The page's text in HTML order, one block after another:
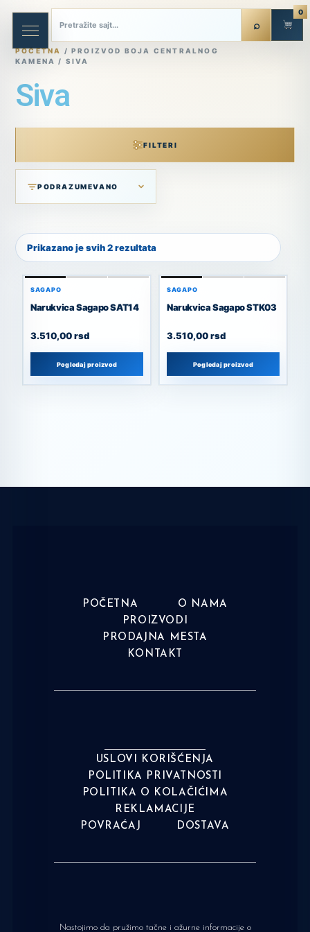
POČETNA
/ PROIZVOD BOJA CENTRALNOG
KAMENA / SIVA
Siva
FILTERI
Prikazano je svih 2 rezultata
SAGAPO
Narukvica Sagapo SAT14
3.510,00rsd
Pogledaj proizvod
SAGAPO
Narukvica Sagapo STK03
3.510,00rsd
Pogledaj proizvod
POČETNA
O NAMA
PROIZVODI
PRODAJNA MESTA
KONTAKT
USLOVI KORIŠĆENJA
POLITIKA PRIVATNOSTI
POLITIKA O KOLAČIĆIMA
REKLAMACIJE
POVRAĆAJ
DOSTAVA
Nastojimo da pružimo tačne i ažurne informacije o
0